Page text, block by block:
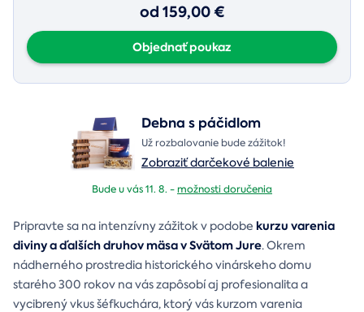
od 159,00 €
Objednať poukaz
Debna s páčidlom
Už rozbalovanie bude zážitok!
Zobraziť darčekové balenie
Bude u vás 11. 8. -možnosti doručenia
Pripravte sa na intenzívny zážitok v podobe kurzu varenia
diviny a ďalších druhov mäsa v Svätom Jure. Okrem
nádherného prostredia historického vinárskeho domu
starého 300 rokov na vás zapôsobí aj profesionalita a
vycibrený vkus šéfkuchára, ktorý vás kurzom varenia